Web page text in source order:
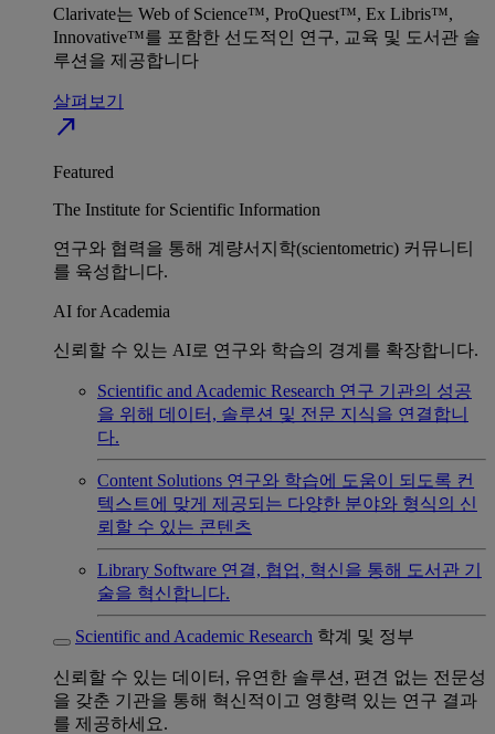
Clarivate는 Web of Science™, ProQuest™, Ex Libris™,
Innovative™를 포함한 선도적인 연구, 교육 및 도서관 솔
루션을 제공합니다
살펴보기
north_east
Featured
The Institute for Scientific Information
연구와 협력을 통해 계량서지학(scientometric) 커뮤니티
를 육성합니다.
AI for Academia
신뢰할 수 있는 AI로 연구와 학습의 경계를 확장합니다.
Scientific and Academic Research 연구 기관의 성공
을 위해 데이터, 솔루션 및 전문 지식을 연결합니
다.
Content Solutions 연구와 학습에 도움이 되도록 컨
텍스트에 맞게 제공되는 다양한 분야와 형식의 신
뢰할 수 있는 콘텐츠
Library Software 연결, 협업, 혁신을 통해 도서관 기
술을 혁신합니다.
Scientific and Academic Research 학계 및 정부
신뢰할 수 있는 데이터, 유연한 솔루션, 편견 없는 전문성
을 갖춘 기관을 통해 혁신적이고 영향력 있는 연구 결과
를 제공하세요.